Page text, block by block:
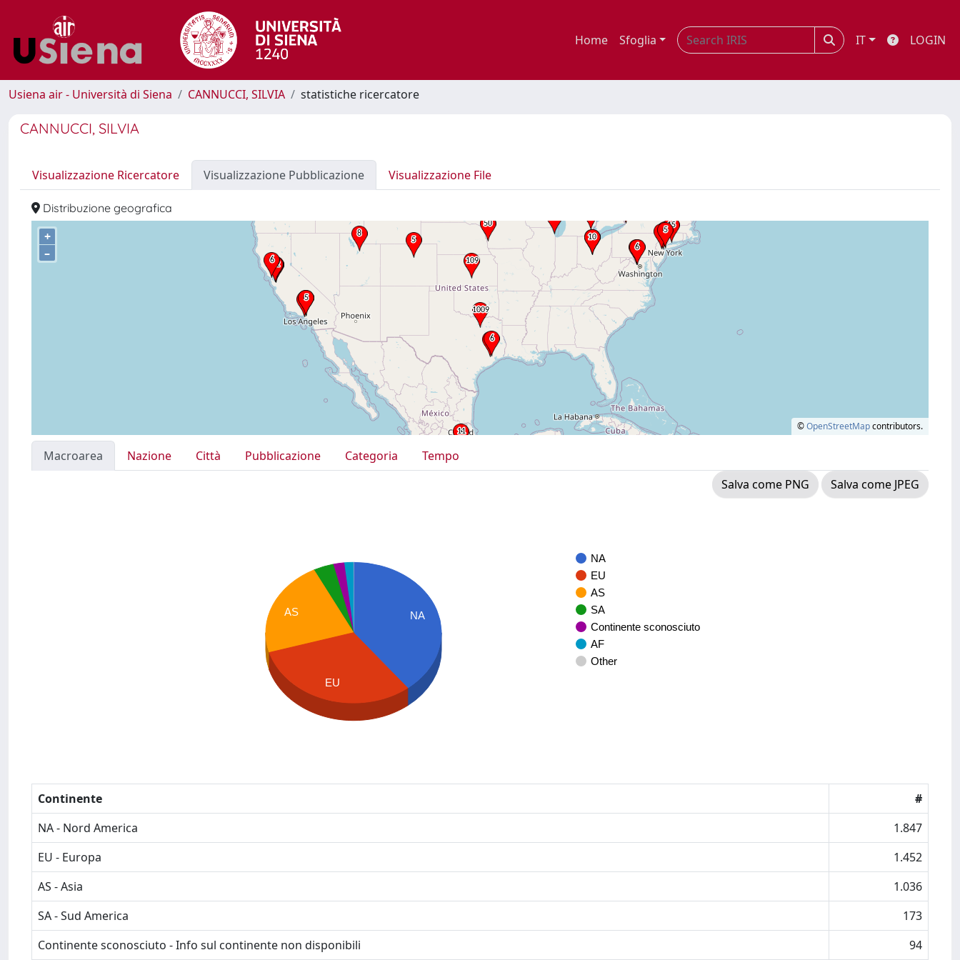
Home Sfoglia IT LOGIN
Usiena air - Università di Siena CANNUCCI, SILVIA statistiche ricercatore
CANNUCCI, SILVIA
Visualizzazione Ricercatore Visualizzazione Pubblicazione Visualizzazione File
Distribuzione geografica
+
–
©OpenStreetMapcontributors.
Macroarea Nazione Città Pubblicazione Categoria
Tempo
Salva come PNG
Salva come JPEG
NA
EU
AS
SA
Continente sconosciuto
AF
Other
NA
AS
EU
Continente
#
NA - Nord America
1.847
EU - Europa
1.452
AS - Asia
1.036
SA - Sud America
173
Continente sconosciuto - Info sul continente non disponibili
94